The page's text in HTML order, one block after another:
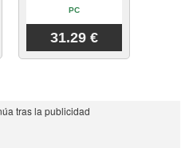
PC
31.29 €